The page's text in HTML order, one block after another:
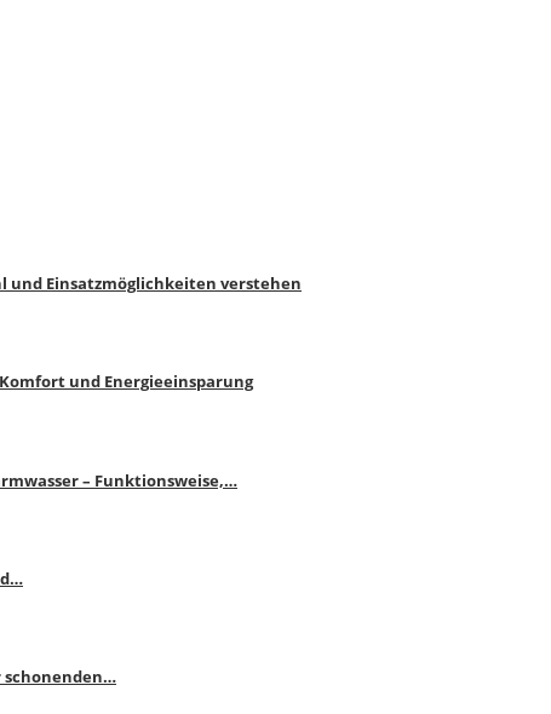
und Einsatzmöglichkeiten verstehen
und Energieeinsparung
– Funktionsweise,…
schonenden…